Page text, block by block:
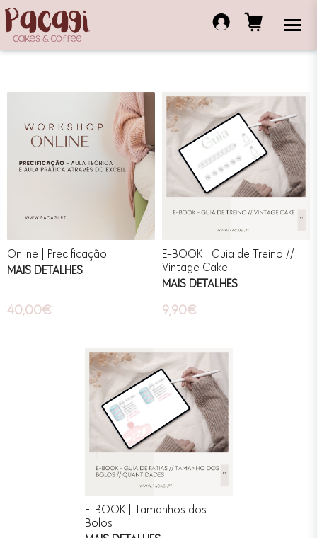
Online | Precificação
40,00€
MAIS DETALHES
E-BOOK | Guia de Treino //
Vintage Cake
9,90€
MAIS DETALHES
E-BOOK | Tamanhos dos
Bolos